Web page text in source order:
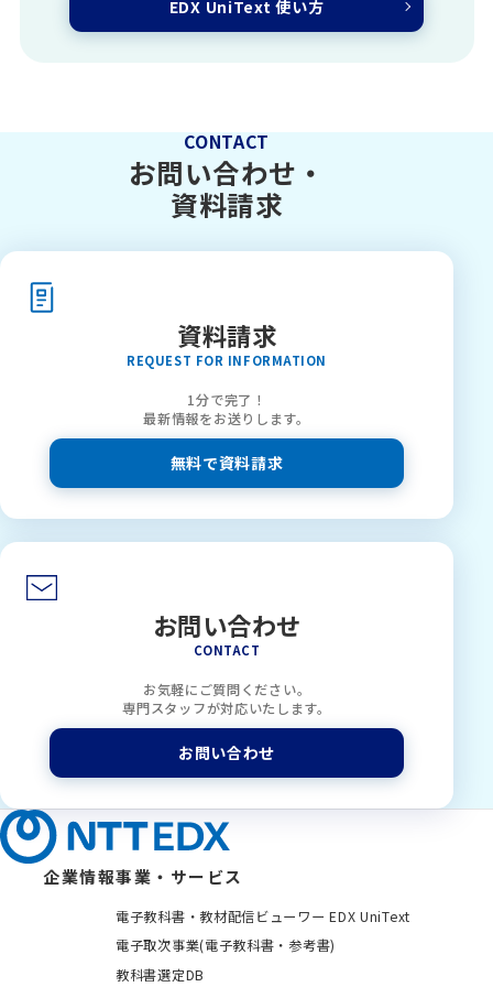
EDX UniText 使い方
CONTACT
お問い合わせ・
資料請求
資料請求
REQUEST FOR INFORMATION
1分で完了！
最新情報をお送りします。
無料で資料請求
お問い合わせ
CONTACT
お気軽にご質問ください。
専門スタッフが対応いたします。
お問い合わせ
企業情報事業・サービス
電子教科書・教材配信ビューワー EDX UniText
電子取次事業(電子教科書・参考書)
教科書選定DB